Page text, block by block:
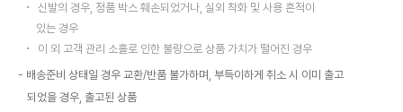
신발의 경우, 정품 박스 훼손되었거나, 실외 착화 및 사용 흔적이
있는 경우
이 외 고객 관리 소홀로 인한 불량으로 상품 가치가 떨어진 경우
배송준비 상태일 경우 교환/반품 불가하며, 부득이하게 취소 시 이미 출고
되었을 경우, 출고된 상품